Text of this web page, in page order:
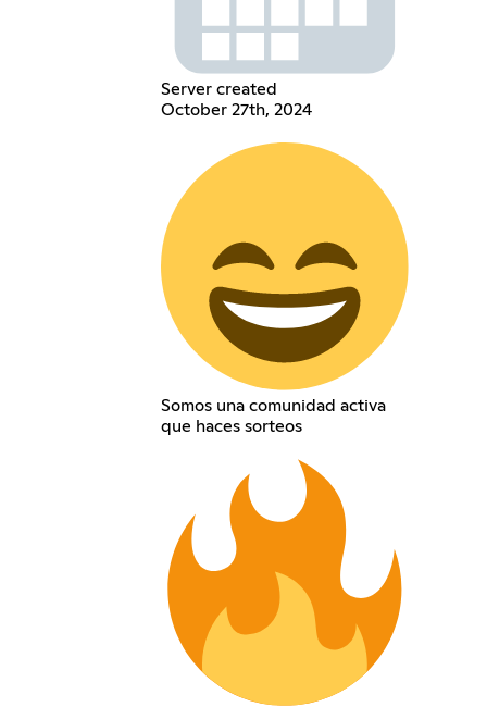
Server created
October 27th, 2024
Somos una comunidad activa
que haces sorteos